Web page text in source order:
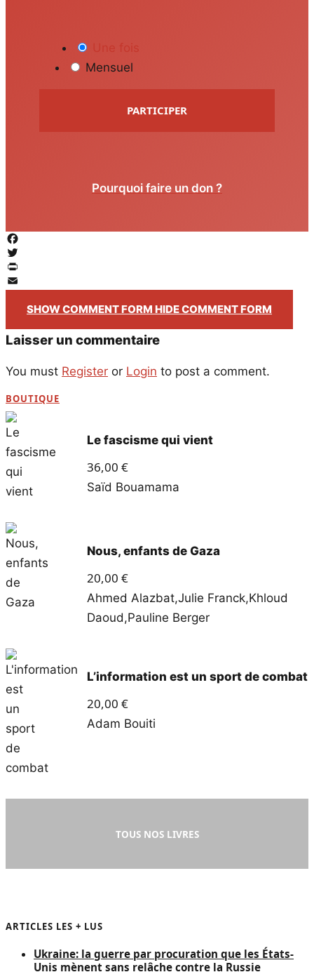
Mensuel
PARTICIPER
Pourquoi faire un don ?
Facebook
Twitter
PrintFriendly
Email
SHOW COMMENT FORM HIDE COMMENT FORM
Laisser un commentaire
You must Register or Login to post a comment.
BOUTIQUE
Le fascisme qui vient
36,00 €
Saïd Bouamama
Nous, enfants de Gaza
20,00 €
Ahmed Alazbat,Julie Franck,Khloud
Daoud,Pauline Berger
L’information est un sport de combat
20,00 €
Adam Bouiti
TOUS NOS LIVRES
ARTICLES LES + LUS
Ukraine: la guerre par procuration que les États-
Unis mènent sans relâche contre la Russie